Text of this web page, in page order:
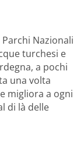
Parchi Nazionali
turchesi e
a pochi
una volta
migliora a ogni
di là delle